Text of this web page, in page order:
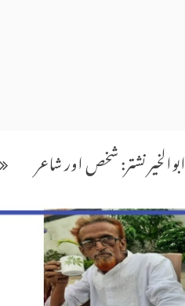
ابوالخیر نشتر: شخص اور شاعر